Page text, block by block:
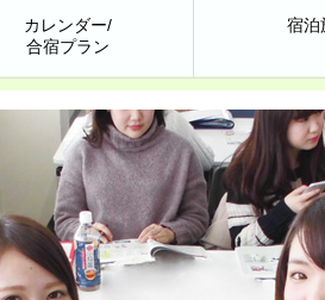
カレンダー/
合宿プラン
宿泊